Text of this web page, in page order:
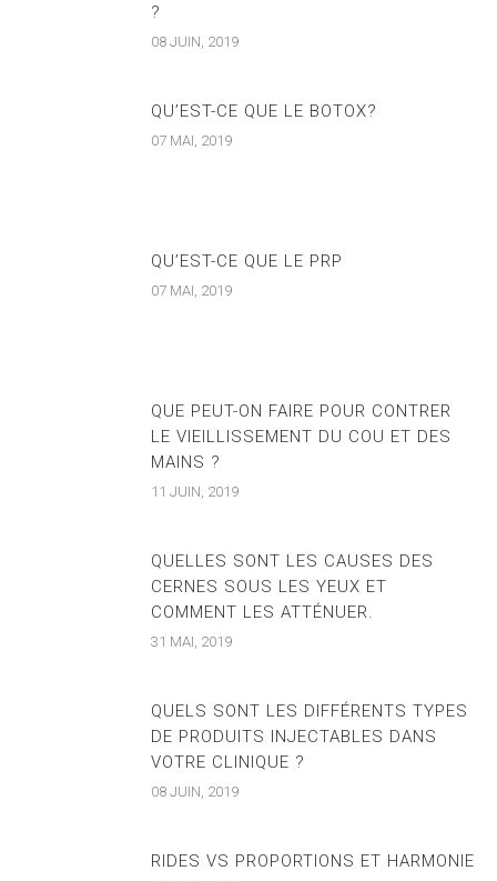
?
08 JUIN, 2019
QU’EST-CE QUE LE BOTOX?
07 MAI, 2019
QU’EST-CE QUE LE PRP
07 MAI, 2019
QUE PEUT-ON FAIRE POUR CONTRER
LE VIEILLISSEMENT DU COU ET DES
MAINS ?
11 JUIN, 2019
QUELLES SONT LES CAUSES DES
CERNES SOUS LES YEUX ET
COMMENT LES ATTÉNUER.
31 MAI, 2019
QUELS SONT LES DIFFÉRENTS TYPES
DE PRODUITS INJECTABLES DANS
VOTRE CLINIQUE ?
08 JUIN, 2019
RIDES VS PROPORTIONS ET HARMONIE